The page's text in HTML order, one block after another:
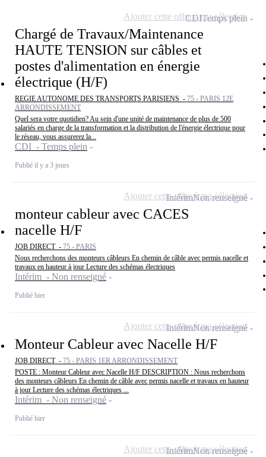
Chargé de Travaux/Maintenance
HAUTE TENSION sur câbles et
postes d'alimentation en énergie
électrique (H/F)
REGIE AUTONOME DES TRANSPORTS PARISIENS - 75 - PARIS 12E
ARRONDISSEMENT
Quel sera votre quotidien? Au sein d'une unité de maintenance de plus de 500
salariés en charge de la transformation et la distribution de l'énergie électrique pour
le réseau, vous assurerez la...
CDI - Temps plein
Publié il y a 3 jours
CDITemps plein
Ajouter cette offre à ma sélection
monteur cableur avec CACES
nacelle H/F
JOB DIRECT - 75 - PARIS
Nous recherchons des monteurs câbleurs En chemin de câble avec permis nacelle et
travaux en hauteur à jour Lecture des schémas électriques
Intérim - Non renseigné
Publié hier
IntérimNon renseigné
Ajouter cette offre à ma sélection
Monteur Cableur avec Nacelle H/F
JOB DIRECT - 75 - PARIS 1ER ARRONDISSEMENT
POSTE : Monteur Cableur avec Nacelle H/F DESCRIPTION : Nous recherchons
des monteurs câbleurs En chemin de câble avec permis nacelle et travaux en hauteur
à jour Lecture des schémas électriques ...
Intérim - Non renseigné
Publié hier
IntérimNon renseigné
Ajouter cette offre à ma sélection
IntérimNon renseigné
Ajouter cette offre à ma sélection